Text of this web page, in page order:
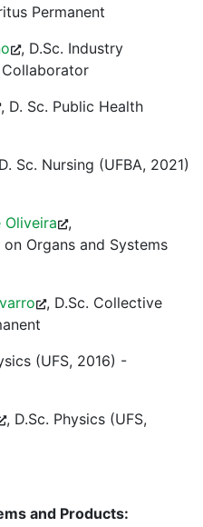
Permanent
, D.Sc. Industry
Collaborator
, D. Sc. Public Health
Sc. Nursing (UFBA, 2021)
Oliveira
,
Organs and Systems
, D.Sc. Collective
(UFS, 2016) -
, D.Sc. Physics (UFS,
and Products: